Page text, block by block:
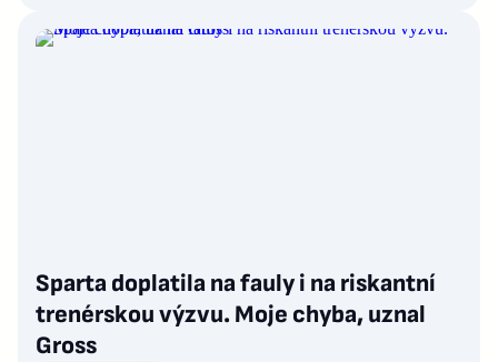
Sparta doplatila na fauly i na riskantní
trenérskou výzvu. Moje chyba, uznal
Gross